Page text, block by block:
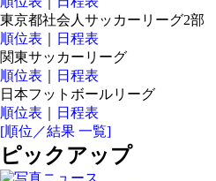
東京都社会人サッカーリーグ2部
順位表
日程表
関東サッカーリーグ
順位表
日程表
日本フットボールリーグ
順位表
日程表
[順位／結果 一覧]
ピックアップ